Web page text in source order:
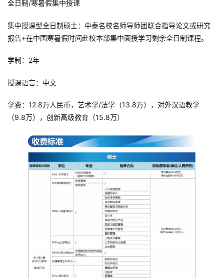
全日制/寒暑假集中授课
集中授课型全日制硕士：中泰名校名师导师团联合指导论文或研究
报告+在中国寒暑假时间赴校本部集中面授学习剩余全日制课程。
学制：2年
授课语言：中文
学费：12.8万人民币，艺术学/法学（13.8万），对外汉语教学
（9.8万），创新高级教育（15.8万）